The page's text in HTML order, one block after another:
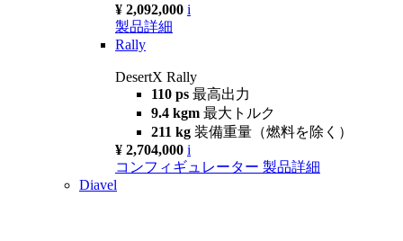
¥ 2,092,000 i
製品詳細
Rally
DesertX Rally
110 ps 最高出力
9.4 kgm 最大トルク
211 kg 装備重量（燃料を除く）
¥ 2,704,000 i
コンフィギュレーター 製品詳細
Diavel